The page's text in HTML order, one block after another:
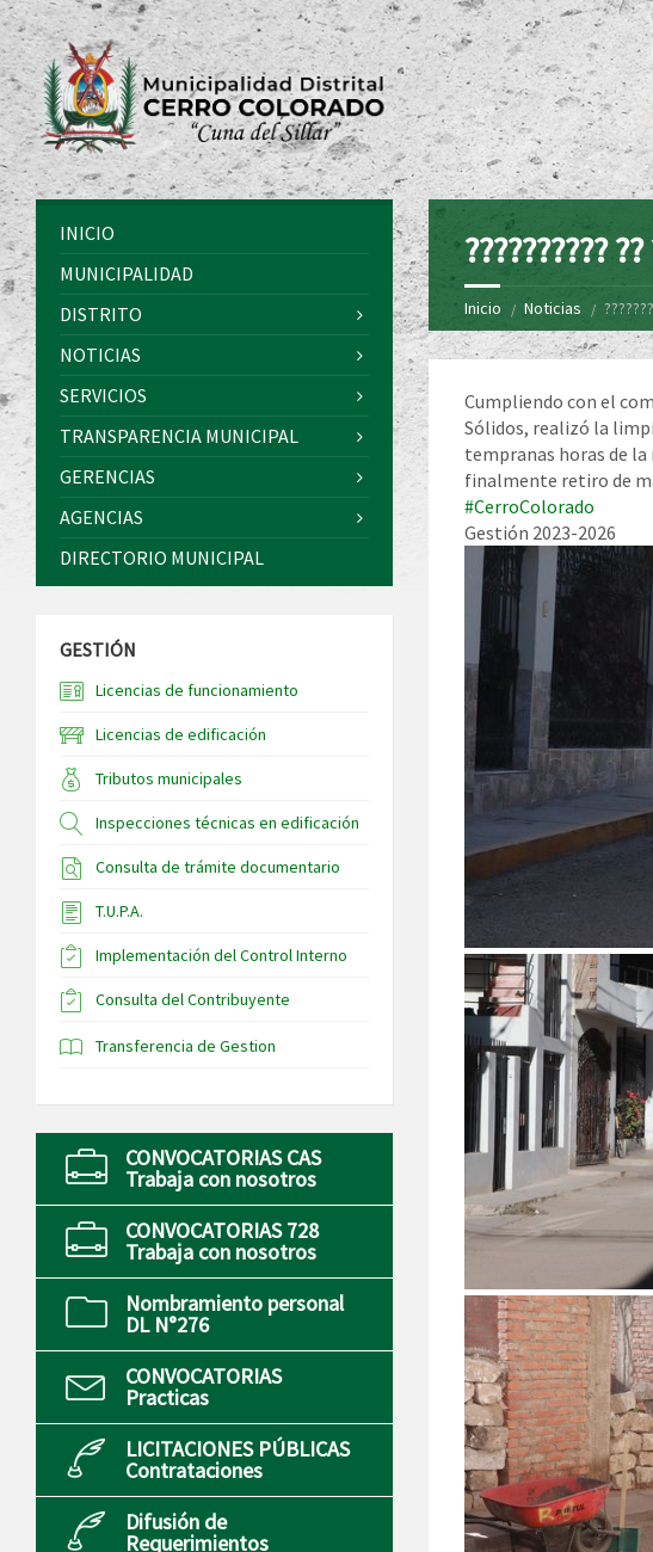
??????????
Inicio Noticias
Cumpliendo con el
Sólidos, realizó la
tempranas horas de la
finalmente retiro de
#CerroColorado
Gestión 2023-2026
INICIO
MUNICIPALIDAD
DISTRITO
NOTICIAS
SERVICIOS
TRANSPARENCIA MUNICIPAL
GERENCIAS
AGENCIAS
DIRECTORIO MUNICIPAL
GESTIÓN
Licencias de funcionamiento
Licencias de edificación
Tributos municipales
Inspecciones técnicas en edificación
Consulta de trámite documentario
T.U.P.A.
Implementación del Control Interno
Consulta del Contribuyente
Transferencia de Gestion
CONVOCATORIAS CAS
Trabaja con nosotros
CONVOCATORIAS 728
Trabaja con nosotros
Nombramiento personal
DL N°276
CONVOCATORIAS
Practicas
LICITACIONES PÚBLICAS
Contrataciones
Difusión de
Requerimientos